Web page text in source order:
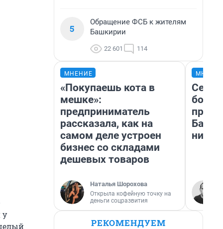
у
5
Обращение ФСБ к жителям
Башкирии
22 601 114
МНЕНИЕ
«Покупаешь кота в
мешке»:
предприниматель
рассказала, как на
самом деле устроен
бизнес со складами
дешевых товаров
Наталья Шорохова
Открыла кофейную точку на
деньги соцразвития
них
РЕКОМЕНДУЕМ